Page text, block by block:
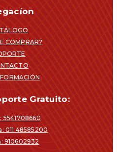
COMPRAR?
Gratuito:
5541708660
011 48585200
910602932